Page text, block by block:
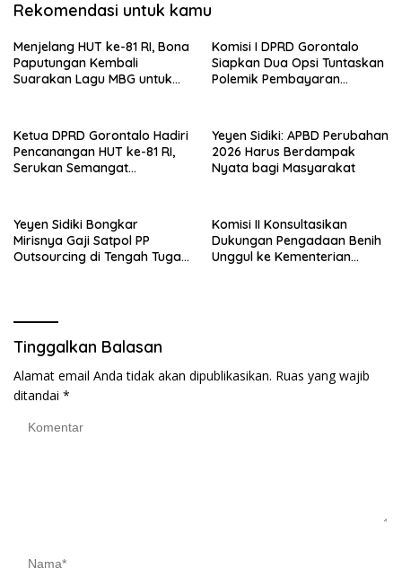
Rekomendasi untuk kamu
Menjelang HUT ke-81 RI, Bona
Paputungan Kembali
Suarakan Lagu MBG untuk
Komisi I DPRD Gorontalo
Siapkan Dua Opsi Tuntaskan
Polemik Pembayaran
Ketua DPRD Gorontalo Hadiri
Pencanangan HUT ke-81 RI,
Serukan Semangat
Yeyen Sidiki: APBD Perubahan
2026 Harus Berdampak
Nyata bagi Masyarakat
Yeyen Sidiki Bongkar
Mirisnya Gaji Satpol PP
Outsourcing di Tengah Tugas
Komisi II Konsultasikan
Dukungan Pengadaan Benih
Unggul ke Kementerian
Tinggalkan Balasan
Alamat email Anda tidak akan dipublikasikan. Ruas yang wajib
ditandai *